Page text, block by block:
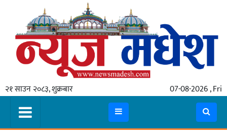
२१ साउन २०८३, शुक्रबार 07-08-2026 , Fri
गृहपृष्ठ
स्थानीय
प्रदेश